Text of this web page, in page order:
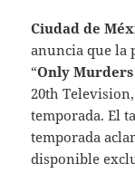
Ciudad de
anuncia que la
“Only
20th
temporada. El
temporada
disponible